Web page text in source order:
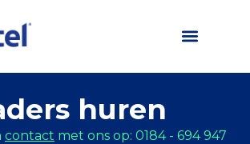
huren
contact met ons op: 0184 - 694 947